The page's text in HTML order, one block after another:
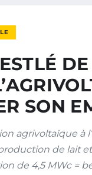
SON
agrivoltaïque à
de lait
de 4,5 MWc =